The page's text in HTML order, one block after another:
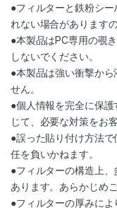
●フィルターと鉄粉シ
れない場合があります
●本製品はPC専用の覗
しないでください。
●本製品は強い衝撃か
せん。
●個人情報を完全に保
じて、必要な対策をお
●誤った貼り付け方法
任を負いかねます。
●フィルターの構造上
あります。あらかじめ
●フィルターの厚みに